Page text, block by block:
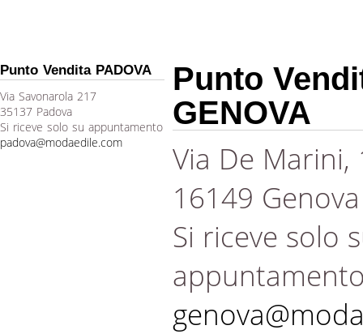
Punto Vendita PADOVA
Via Savonarola 217
35137 Padova
Si riceve solo su appuntamento
padova@modaedile.com
Punto
GENOVA
Via De Marini,
16149 Genova
Si riceve solo